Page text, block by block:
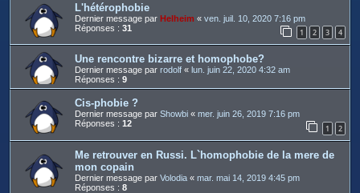
L'hétérophobie
Dernier message par Helheim « ven. juil. 10, 2020 7:16 pm
Réponses : 31 1 2 3 4
Une rencontre bizarre et homophobe?
Dernier message par rodolf « lun. juin 22, 2020 4:32 am
Réponses : 9
Cis-phobie ?
Dernier message par Showbi « mer. juin 26, 2019 7:16 pm
Réponses : 12 1 2
Me retrouver en Russi. L`homophobie de la mere de
mon copain
Dernier message par Volodia « mar. mai 14, 2019 4:45 pm
Réponses : 8